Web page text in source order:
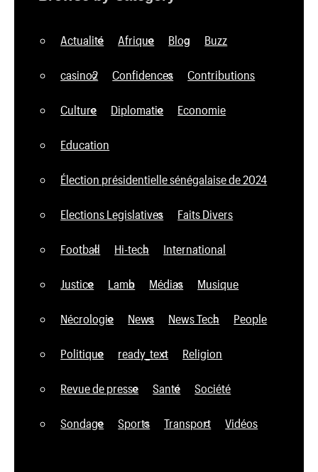
Actualité Afrique Blog Buzz
casino2 Confidences Contributions
Culture Diplomatie Economie
Education
Élection présidentielle sénégalaise de 2024
Elections Legislatives Faits Divers
Football Hi-tech International
Justice Lamb Médias Musique
Nécrologie News News Tech People
Politique ready_text Religion
Revue de presse Santé Société
Sondage Sports Transport Vidéos